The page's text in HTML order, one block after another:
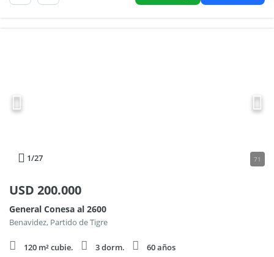
1/27 71
USD 200.000
General Conesa al 2600
Benavidez, Partido de Tigre
120 m² cubie. 3 dorm.
60 años